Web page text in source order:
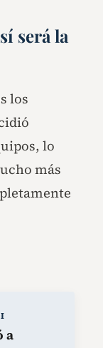
será la
los
lo
más
a